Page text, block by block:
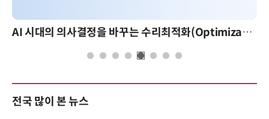
AI 시대의 의사결정을 바꾸는 수리최적화(Optimization): 실제 산업 적용 사례와 활용 전략
전국 많이 본 뉴스